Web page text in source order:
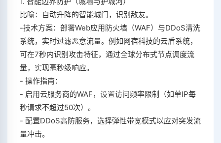
比喻：自动升降的智能城门，识别敌友。
-技术方案：部署Web应用防火墙（WAF）与DDoS清洗
系统，实时过滤恶意流量。例如网宿科技的云盾系统，
可在7秒内识别攻击特征，通过全球分布式节点调度流
量，实现毫秒级响应。
- 操作指南：
- 启用云服务商的WAF，设置访问频率限制（如单IP每
秒请求不超过50次）。
- 配置DDoS高防服务，选择弹性带宽模式以应对突发流
量冲击。